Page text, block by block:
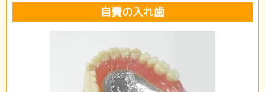
自費の入れ歯